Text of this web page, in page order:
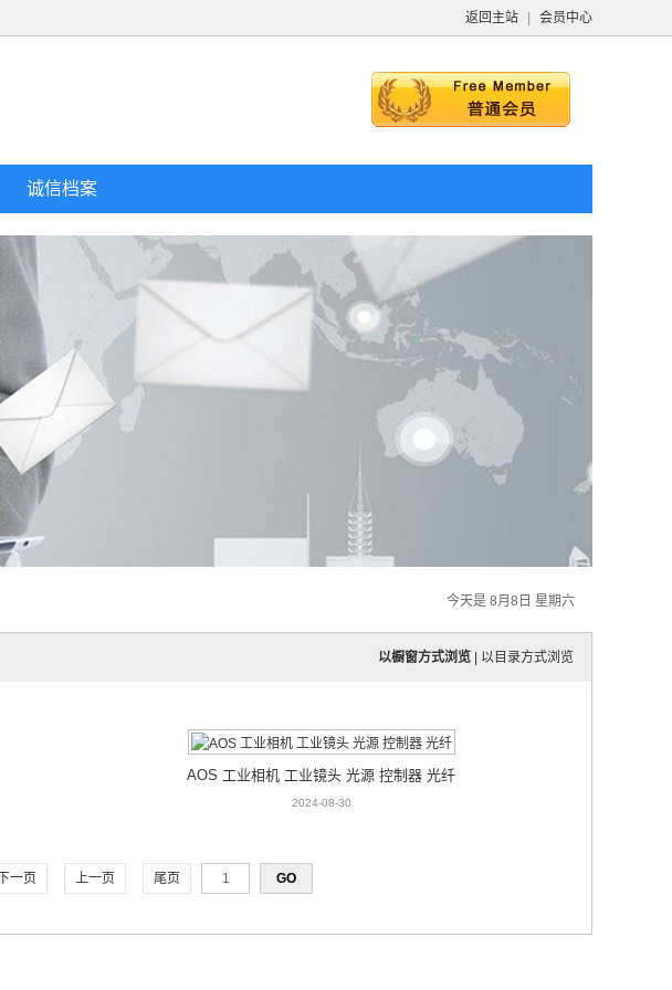
返回主站 会员中心
诚信档案
今天是 8月8日 星期六
以橱窗方式浏览 以目录方式浏览
AOS 工业相机 工业镜头 光源 控制器 光纤
2024-08-30
下一页 上一页 尾页